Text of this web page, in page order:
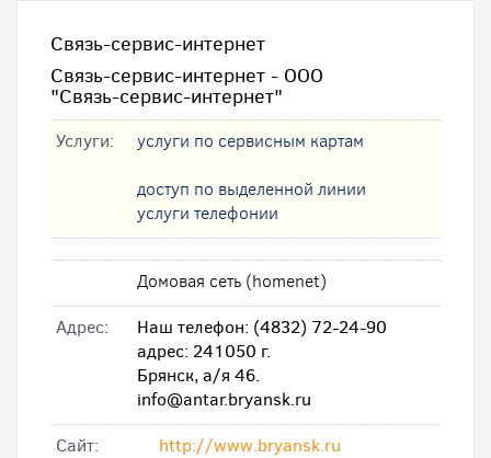
Связь-cервис-интернет
Связь-cервис-интернет - ООО
"Связь-cервис-интернет"
Услуги: услуги по сервисным картам
доступ по выделенной линии
услуги телефонии
Домовая сеть (homenet)
Адрес:
Наш телефон: (4832) 72-24-90
адрес: 241050 г.
Брянск, а/я 46.
info@antar.bryansk.ru
Cайт:
http://www.bryansk.ru